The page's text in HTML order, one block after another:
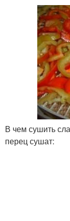
В чем сушить
перец сушат: